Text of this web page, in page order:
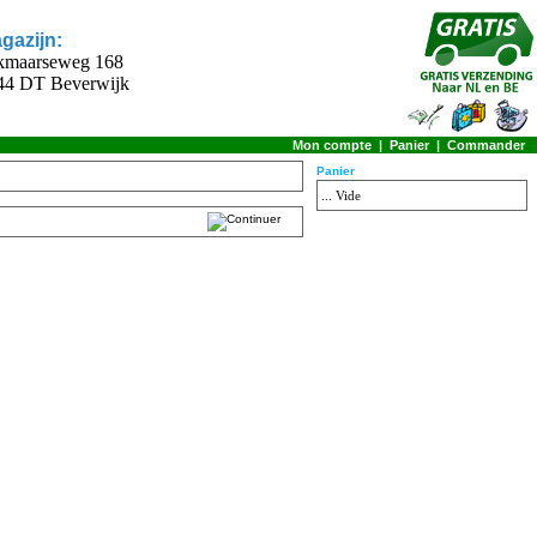
168
DT Beverwijk
Mon compte | Panier| Commander
Panier
... Vide